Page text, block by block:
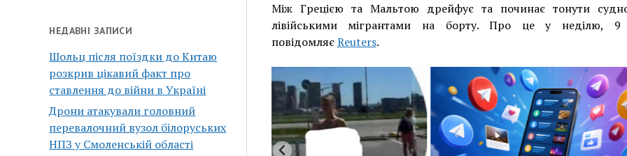
НЕДАВНІ ЗАПИСИ
Шольц після поїздки до Китаю
розкрив цікавий факт про
ставлення до війни в Україні
Дрони атакували головний
перевалочний вузол білоруських
НПЗ у Смоленській області
Між Грецією та Мальтою дрейфує та починає тонути
лівійськими мігрантами на борту. Про це у неділю, 9
повідомляєReuters.